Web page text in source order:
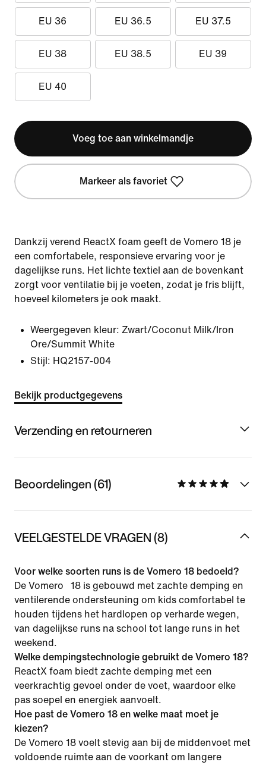
EU 36 EU 36.5 EU 37.5
EU 38 EU 38.5 EU 39
EU 40
Voeg toe aan winkelmandje
Markeer als favoriet
Dankzij verend ReactX foam geeft de Vomero 18 je
een comfortabele, responsieve ervaring voor je
dagelijkse runs. Het lichte textiel aan de bovenkant
zorgt voor ventilatie bij je voeten, zodat je fris blijft,
hoeveel kilometers je ook maakt.
Weergegeven kleur: Zwart/Coconut Milk/Iron
Ore/Summit White
Stijl: HQ2157-004
Bekijk productgegevens
Verzending en retourneren
Beoordelingen (61)
VEELGESTELDE VRAGEN (8)
Voor welke soorten runs is de Vomero 18 bedoeld?
De Vomero 18 is gebouwd met zachte demping en
ventilerende ondersteuning om kids comfortabel te
houden tijdens het hardlopen op verharde wegen,
van dagelijkse runs na school tot lange runs in het
weekend.
Welke dempingstechnologie gebruikt de Vomero 18?
ReactX foam biedt zachte demping met een
veerkrachtig gevoel onder de voet, waardoor elke
pas soepel en energiek aanvoelt.
Hoe past de Vomero 18 en welke maat moet je
kiezen?
De Vomero 18 voelt stevig aan bij de middenvoet met
voldoende ruimte aan de voorkant om langere